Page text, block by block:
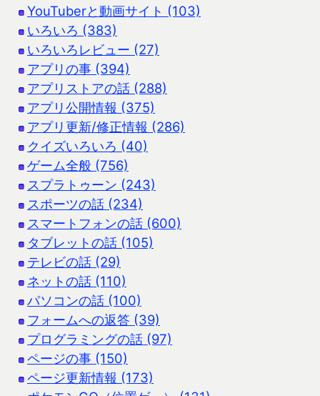
YouTuberと動画サイト (103)
いろいろ (383)
いろいろレビュー (27)
アプリの事 (394)
アプリストアの話 (288)
アプリ公開情報 (375)
アプリ更新/修正情報 (286)
クイズいろいろ (40)
ゲーム全般 (756)
スプラトゥーン (243)
スポーツの話 (234)
スマートフォンの話 (600)
タブレットの話 (105)
テレビの話 (29)
ネットの話 (110)
パソコンの話 (100)
フォームへの返答 (39)
プログラミングの話 (97)
ページの事 (150)
ページ更新情報 (173)